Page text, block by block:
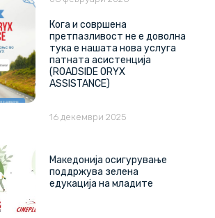
Кога и совршена
претпазливост не е доволна
тука е нашата нова услуга
патната асистенција
(ROADSIDE ORYX
ASSISTANCE)
Македонија осигурување
поддржува зелена
едукација на младите
16 декември 2025